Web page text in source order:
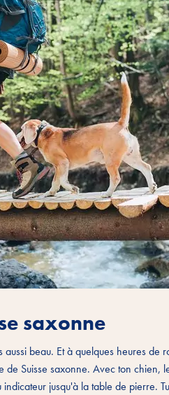
saxonne
beau. Et à quelques heures de
Suisse saxonne. Avec ton chien,
jusqu'à la table de pierre.